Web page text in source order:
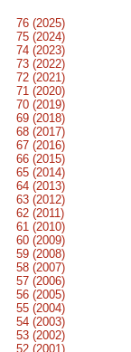
76 (2025)
75 (2024)
74 (2023)
73 (2022)
72 (2021)
71 (2020)
70 (2019)
69 (2018)
68 (2017)
67 (2016)
66 (2015)
65 (2014)
64 (2013)
63 (2012)
62 (2011)
61 (2010)
60 (2009)
59 (2008)
58 (2007)
57 (2006)
56 (2005)
55 (2004)
54 (2003)
53 (2002)
52 (2001)